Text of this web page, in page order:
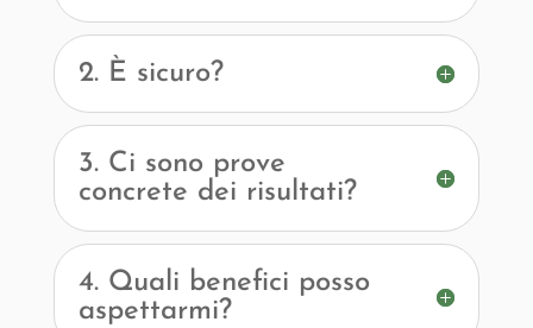
2. È sicuro?
3. Ci sono prove
concrete dei risultati?
4. Quali benefici posso
aspettarmi?